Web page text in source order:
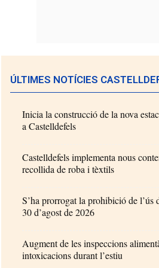
ÚLTIMES NOTÍCIES
Inicia la construcció de la nova
a Castelldefels
Castelldefels implementa nous
recollida de roba i tèxtils
S’ha prorrogat la prohibició de l’ús
30 d’agost de 2026
Augment de les inspeccions
intoxicacions durant l’estiu